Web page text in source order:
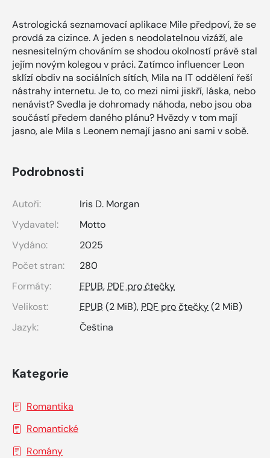
Astrologická seznamovací aplikace Mile předpoví, že se
provdá za cizince. A jeden s neodolatelnou vizáží, ale
nesnesitelným chováním se shodou okolností právě stal
jejím novým kolegou v práci. Zatímco influencer Leon
sklízí obdiv na sociálních sítích, Mila na IT oddělení řeší
nástrahy internetu. Je to, co mezi nimi jiskří, láska, nebo
nenávist? Svedla je dohromady náhoda, nebo jsou oba
součástí předem daného plánu? Hvězdy v tom mají
jasno, ale Mila s Leonem nemají jasno ani sami v sobě.
Podrobnosti
Autoři:
Iris D. Morgan
Vydavatel:
Motto
Vydáno:
2025
Počet stran:
280
Formáty:
EPUB, PDF pro čtečky
Velikost:
EPUB (2 MiB), PDF pro čtečky(2 MiB)
Jazyk:
Čeština
Kategorie
Romantika
Romantické
Romány